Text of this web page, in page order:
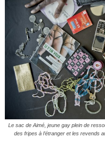
Le sac de Aimé, jeune gay plein de
des fripes à l’étranger et les revends